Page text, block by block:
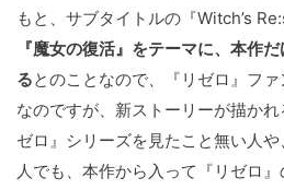
もと、サブタイトルの『Witch’s
『魔女の復活』をテーマに、本作
るとのことなので、『リゼロ』フ
なのですが、新ストーリーが描か
ゼロ』シリーズを見たこと無い人
人でも、本作から入って『リゼロ